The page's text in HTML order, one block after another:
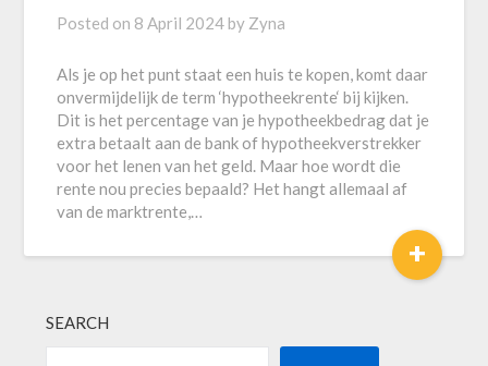
Posted on 8 April 2024 by Zyna
Als je op het punt staat een huis te kopen, komt daar
onvermijdelijk de term ‘hypotheekrente‘ bij kijken.
Dit is het percentage van je hypotheekbedrag dat je
extra betaalt aan de bank of hypotheekverstrekker
voor het lenen van het geld. Maar hoe wordt die
rente nou precies bepaald? Het hangt allemaal af
van de marktrente,…
+
SEARCH